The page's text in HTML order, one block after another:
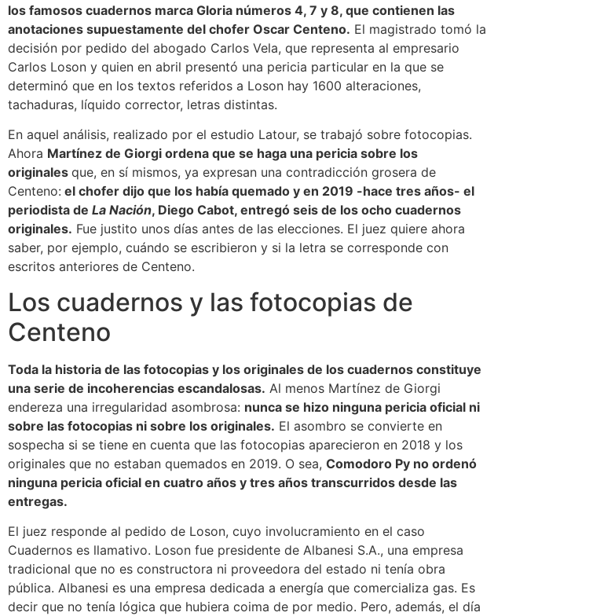
los famosos cuadernos marca Gloria números 4, 7 y 8, que contienen las
anotaciones supuestamente del chofer Oscar Centeno. El magistrado tomó la
decisión por pedido del abogado Carlos Vela, que representa al empresario
Carlos Loson y quien en abril presentó una pericia particular en la que se
determinó que en los textos referidos a Loson hay 1600 alteraciones,
tachaduras, líquido corrector, letras distintas.
En aquel análisis, realizado por el estudio Latour, se trabajó sobre fotocopias.
Ahora Martínez de Giorgi ordena que se haga una pericia sobre los
originales que, en sí mismos, ya expresan una contradicción grosera de
Centeno: el chofer dijo que los había quemado y en 2019 -hace tres años- el
periodista de La Nación, Diego Cabot, entregó seis de los ocho cuadernos
originales. Fue justito unos días antes de las elecciones. El juez quiere ahora
saber, por ejemplo, cuándo se escribieron y si la letra se corresponde con
escritos anteriores de Centeno.
Los cuadernos y las fotocopias de
Centeno
Toda la historia de las fotocopias y los originales de los cuadernos constituye
una serie de incoherencias escandalosas. Al menos Martínez de Giorgi
endereza una irregularidad asombrosa: nunca se hizo ninguna pericia oficial ni
sobre las fotocopias ni sobre los originales. El asombro se convierte en
sospecha si se tiene en cuenta que las fotocopias aparecieron en 2018 y los
originales que no estaban quemados en 2019. O sea, Comodoro Py no ordenó
ninguna pericia oficial en cuatro años y tres años transcurridos desde las
entregas.
El juez responde al pedido de Loson, cuyo involucramiento en el caso
Cuadernos es llamativo. Loson fue presidente de Albanesi S.A., una empresa
tradicional que no es constructora ni proveedora del estado ni tenía obra
pública. Albanesi es una empresa dedicada a energía que comercializa gas. Es
decir que no tenía lógica que hubiera coima de por medio. Pero, además, el día